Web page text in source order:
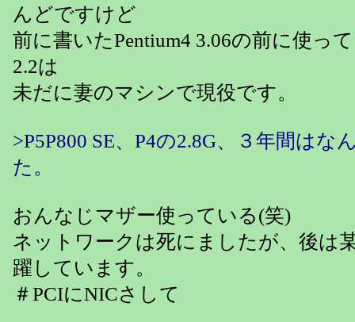
んどですけど
前に書いたPentium4 3.06の前に使っ
2.2は
未だに妻のマシンで現役です。
>P5P800 SE、P4の2.8G、３年間はな
た。
おんなじマザー使っている(笑)
ネットワークは死にましたが、後は
躍しています。
＃PCIにNICさして